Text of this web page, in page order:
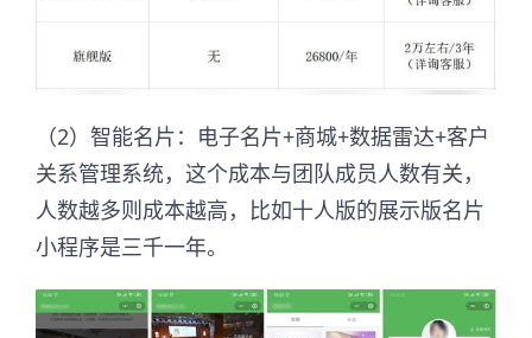
（2）智能名片：电子名片+商城+数据雷达+客户
关系管理系统，这个成本与团队成员人数有关，
人数越多则成本越高，比如十人版的展示版名片
小程序是三千一年。